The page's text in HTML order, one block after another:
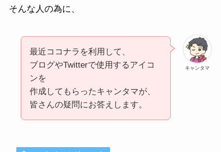
そんな人の為に、
キャンタマ
最近ココナラを利用して、
ブログやTwitterで使用するアイコ
ンを
作成してもらったキャンタマが、
皆さんの疑問にお答えします。